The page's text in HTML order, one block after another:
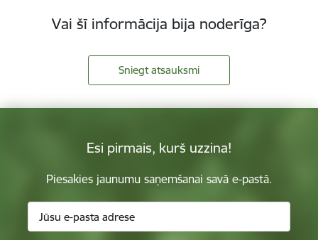
Vai šī informācija bija noderīga?
Sniegt atsauksmi
Esi pirmais, kurš uzzina!
Piesakies jaunumu saņemšanai savā e-pastā.